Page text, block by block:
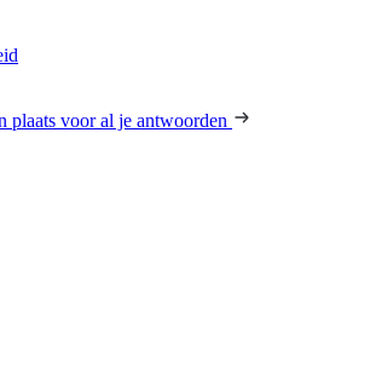
plaats voor al je antwoorden